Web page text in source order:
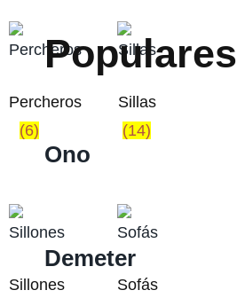
Populares
Ono
Demeter
Percheros
(6)
Sillas
(14)
Sillones
Sofás